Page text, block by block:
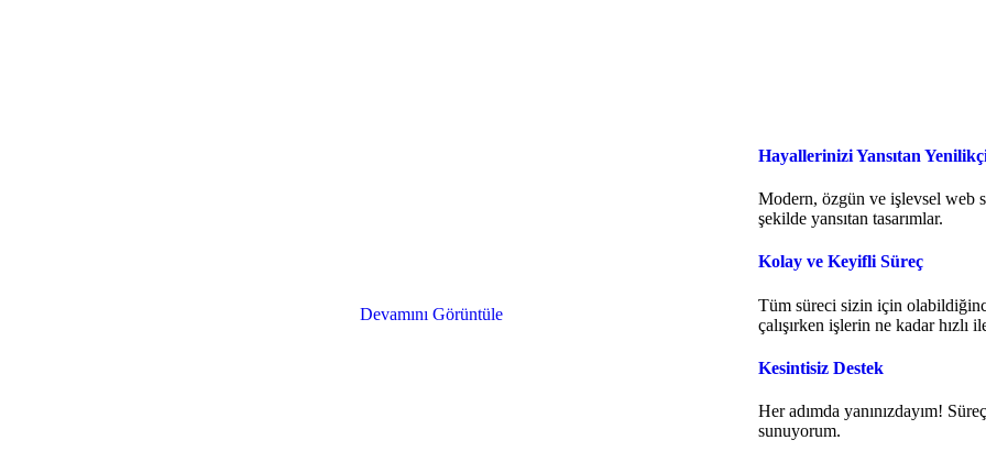
Devamını Görüntüle
Hayallerinizi Yansıtan
Modern, özgün ve işlevsel web
şekilde yansıtan tasarımlar.
Kolay ve Keyifli Süreç
Tüm süreci sizin için
çalışırken işlerin ne kadar hızlı
Kesintisiz Destek
Her adımda yanınızdayım!
sunuyorum.